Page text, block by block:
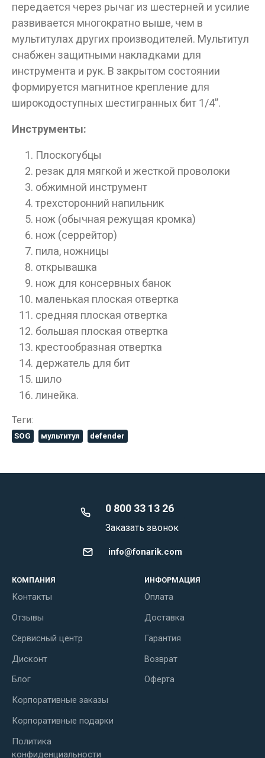
передается через рычаг из шестерней и усилие
развивается многократно выше, чем в
мультитулах других производителей. Мультитул
снабжен защитными накладками для
инструмента и рук. В закрытом состоянии
формируется магнитное крепление для
широкодоступных шестигранных бит 1/4”.
Инструменты:
Плоскогубцы
резак для мягкой и жесткой проволоки
обжимной инструмент
трехсторонний напильник
нож (обычная режущая кромка)
нож (серрейтор)
пила, ножницы
открывашка
нож для консервных банок
маленькая плоская отвертка
средняя плоская отвертка
большая плоская отвертка
крестообразная отвертка
держатель для бит
шило
линейка.
Теги:
SOG мультитул defender
0 800 33 13 26
Заказать звонок
info@fonarik.com
КОМПАНИЯ
Контакты
Отзывы
Сервисный центр
Дисконт
Блог
Корпоративные заказы
Корпоративные подарки
Политика
конфиденциальности
ИНФОРМАЦИЯ
Оплата
Доставка
Гарантия
Возврат
Оферта